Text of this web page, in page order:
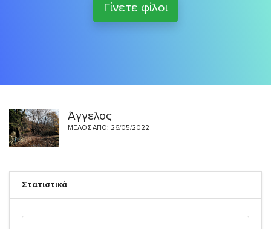
Γίνετε φίλοι
Άγγελος
ΜΈΛΟΣ ΑΠΌ: 26/05/2022
Στατιστικά